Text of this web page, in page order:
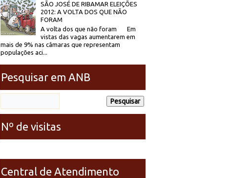
SÃO JOSÉ DE RIBAMAR ELEIÇÕES
2012: A VOLTA DOS QUE NÃO
FORAM
A volta dos que não foram Em
vistas das vagas aumentarem em
mais de 9% nas câmaras que representam
populações aci...
Pesquisar em ANB
Nº de visitas
Central de Atendimento